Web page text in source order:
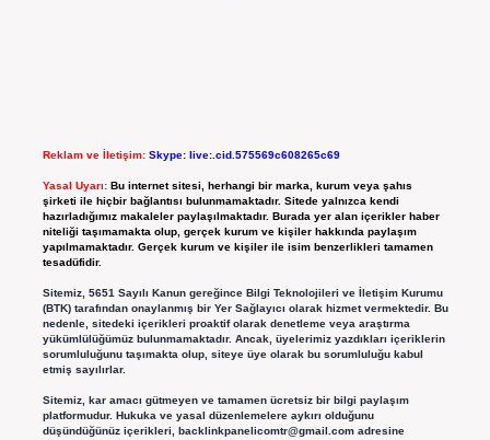
Reklam ve İletişim: Skype: live:.cid.575569c608265c69
Yasal Uyarı: Bu internet sitesi, herhangi bir marka, kurum veya şahıs
şirketi ile hiçbir bağlantısı bulunmamaktadır. Sitede yalnızca kendi
hazırladığımız makaleler paylaşılmaktadır. Burada yer alan içerikler haber
niteliği taşımamakta olup, gerçek kurum ve kişiler hakkında paylaşım
yapılmamaktadır. Gerçek kurum ve kişiler ile isim benzerlikleri tamamen
tesadüfidir.
Sitemiz, 5651 Sayılı Kanun gereğince Bilgi Teknolojileri ve İletişim Kurumu
(BTK) tarafından onaylanmış bir Yer Sağlayıcı olarak hizmet vermektedir. Bu
nedenle, sitedeki içerikleri proaktif olarak denetleme veya araştırma
yükümlülüğümüz bulunmamaktadır. Ancak, üyelerimiz yazdıkları içeriklerin
sorumluluğunu taşımakta olup, siteye üye olarak bu sorumluluğu kabul
etmiş sayılırlar.
Sitemiz, kar amacı gütmeyen ve tamamen ücretsiz bir bilgi paylaşım
platformudur. Hukuka ve yasal düzenlemelere aykırı olduğunu
düşündüğünüz içerikleri, backlinkpanelicomtr@gmail.comadresine